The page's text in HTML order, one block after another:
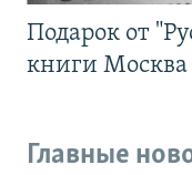
Подарок от
книги Москва
Главные